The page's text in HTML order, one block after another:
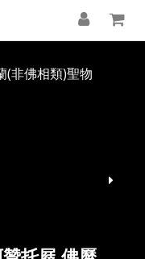
(非佛相類)聖物